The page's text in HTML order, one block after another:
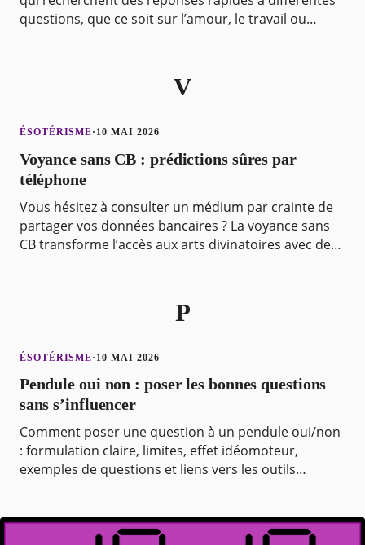
questions, que ce soit sur l’amour, le travail ou
V
ÉSOTÉRISME· 10 MAI 2026
Voyance sans CB : prédictions sûres par
téléphone
Vous hésitez à consulter un médium par crainte de
partager vos données bancaires ? La voyance sans
CB transforme l’accès aux arts divinatoires avec des
P
ÉSOTÉRISME· 10 MAI 2026
Pendule oui non : poser les bonnes questions
sans s’influencer
Comment poser une question à un pendule oui/non
: formulation claire, limites, effet idéomoteur,
exemples de questions et liens vers les outils